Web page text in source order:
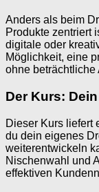
Anders als beim
Produkte zentriert
digitale oder
Möglichkeit, eine
ohne beträchtliche
Der Kurs:
Dieser Kurs liefert
du dein eigenes
weiterentwickeln
Nischenwahl und
effektiven